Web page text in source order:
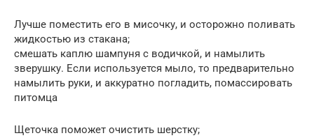
Лучше поместить его в мисочку, и осторожно поливать
жидкостью из стакана;
смешать каплю шампуня с водичкой, и намылить
зверушку. Если используется мыло, то предварительно
намылить руки, и аккуратно погладить, помассировать
питомца
Щеточка поможет очистить шерстку;